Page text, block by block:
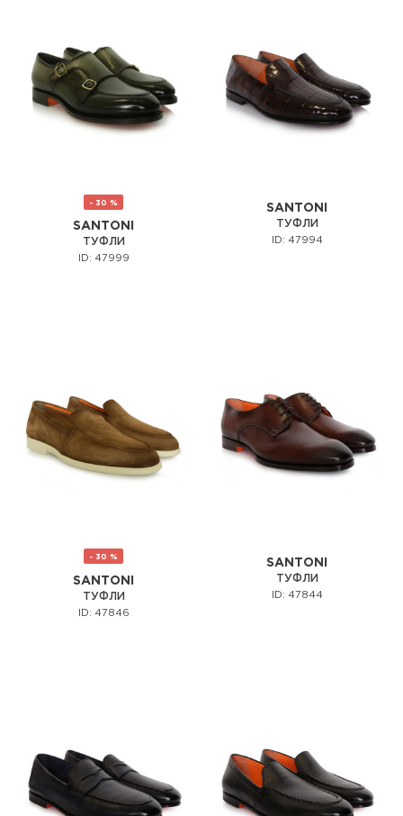
- 30 %
SANTONI
ТУФЛИ
ID: 47999
SANTONI
ТУФЛИ
ID: 47994
- 30 %
SANTONI
ТУФЛИ
ID: 47846
SANTONI
ТУФЛИ
ID: 47844